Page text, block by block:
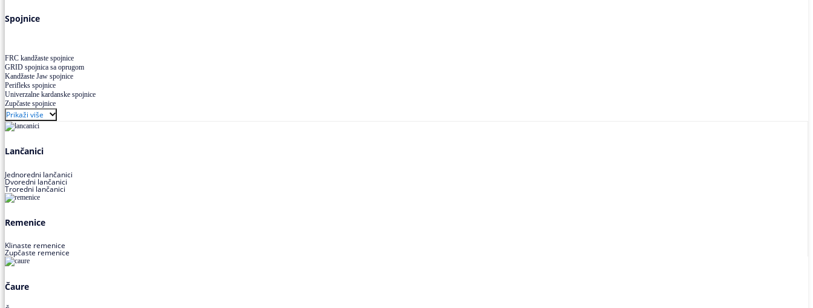
Spojnice
FRC kandžaste spojnice
GRID spojnica sa oprugom
Kandžaste Jaw spojnice
Perifleks spojnice
Univerzalne kardanske spojnice
Zupčaste spojnice
Prikaži više
Lančanici
Jednoredni lančanici
Dvoredni lančanici
Troredni lančanici
Remenice
Klinaste remenice
Zupčaste remenice
Čaure